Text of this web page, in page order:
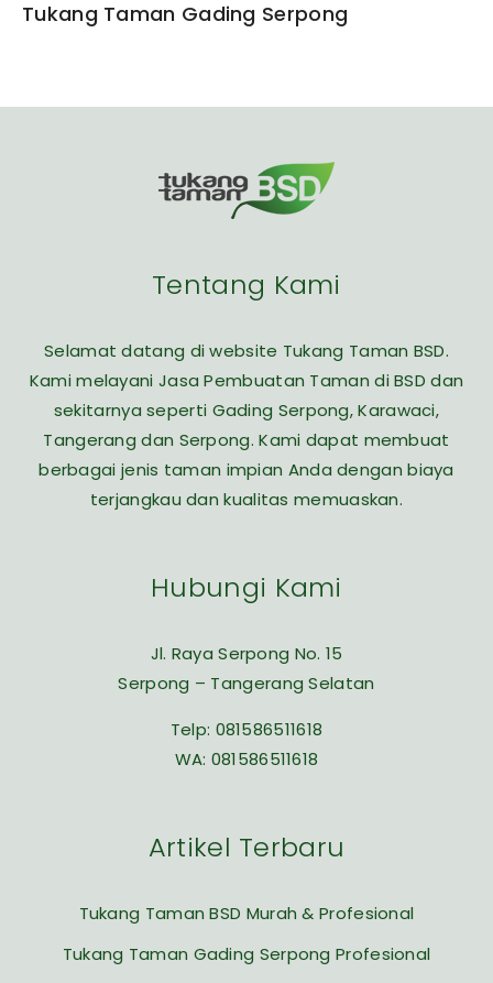
Tukang Taman Gading Serpong
Tentang Kami
Selamat datang di website Tukang Taman BSD.
Kami melayani Jasa Pembuatan Taman di BSD dan
sekitarnya seperti Gading Serpong, Karawaci,
Tangerang dan Serpong. Kami dapat membuat
berbagai jenis taman impian Anda dengan biaya
terjangkau dan kualitas memuaskan.
Hubungi Kami
Jl. Raya Serpong No. 15
Serpong – Tangerang Selatan
Telp: 081586511618
WA: 081586511618
Artikel Terbaru
Tukang Taman BSD Murah & Profesional
Tukang Taman Gading Serpong Profesional